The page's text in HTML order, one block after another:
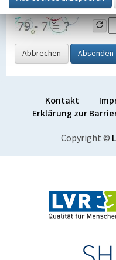
Grafik ein
Abbrechen Absenden
Kontakt
Erklärung zur
Copyright ©